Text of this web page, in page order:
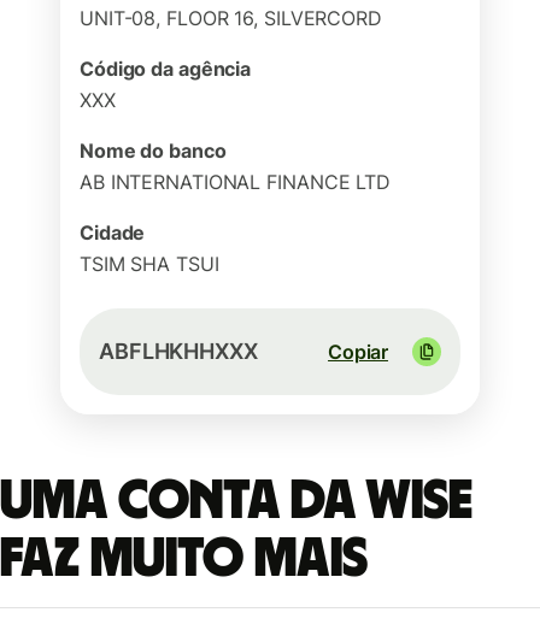
UNIT-08, FLOOR 16, SILVERCORD
Código da agência
XXX
Nome do banco
AB INTERNATIONAL FINANCE LTD
Cidade
TSIM SHA TSUI
ABFLHKHHXXX Copiar
Uma conta da Wise
faz muito mais